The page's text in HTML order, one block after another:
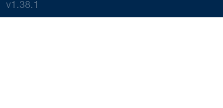
v1.38.1